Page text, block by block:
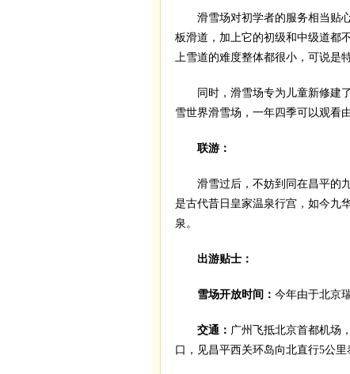
滑雪场对初学者的服务相当贴心
板滑道，加上它的初级和中级道都
上雪道的难度整体都很小，可说是
同时，滑雪场专为儿童新修建了
雪世界滑雪场，一年四季可以观看
联游：
滑雪过后，不妨到同在昌平的九
是古代昔日皇家温泉行宫，如今九
泉。
出游贴士：
雪场开放时间： 今年由于北京
交通： 广州飞抵北京首都机场
口，见昌平西关环岛向北直行5公里